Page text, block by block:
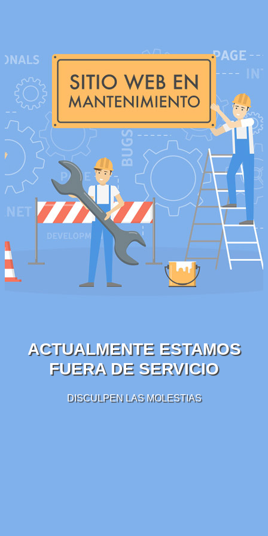
ACTUALMENTE ESTAMOS
FUERA DE SERVICIO
DISCULPEN LAS MOLESTIAS